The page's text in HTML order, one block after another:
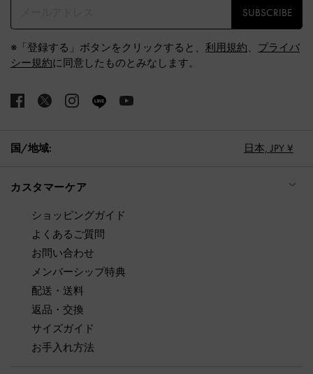
SUBSCRIBE
※「登録する」ボタンをクリックすると、 利用規約、 プライバ
シー規約に同意したものとみなします。
国/地域: 日本, JPY ¥
カスタマーケア
ショッピングガイド
よくあるご質問
お問い合わせ
メンバーシップ特典
配送・送料
返品・交換
サイズガイド
お手入れ方法